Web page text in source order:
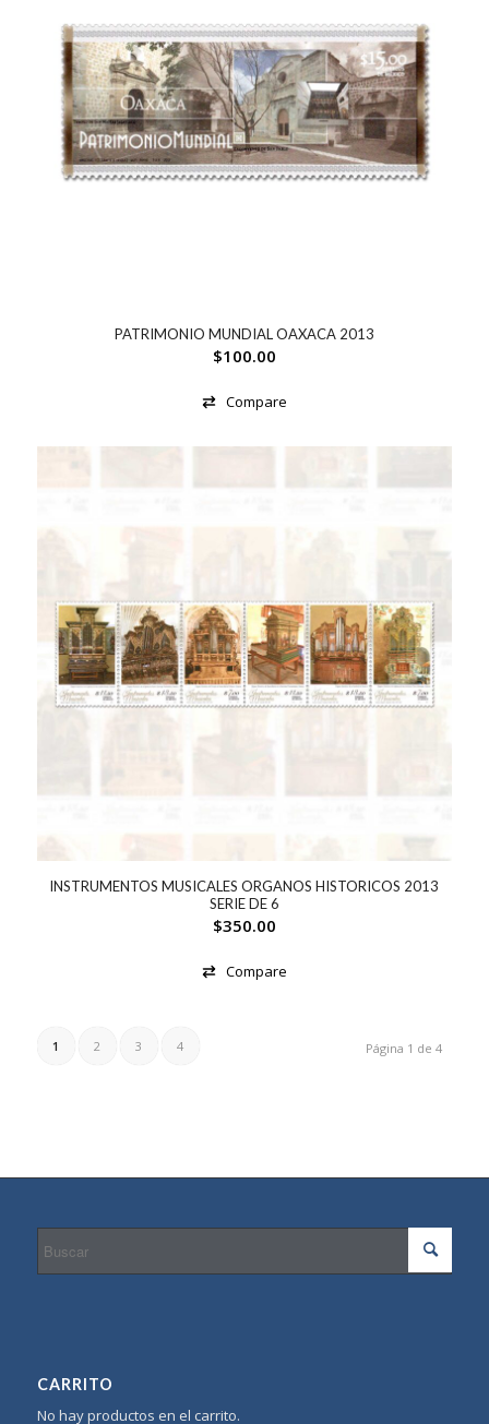
PATRIMONIO MUNDIAL OAXACA 2013
$100.00
Compare
INSTRUMENTOS MUSICALES ORGANOS HISTORICOS 2013
SERIE DE 6
$350.00
Compare
Página 1 de 4
1 2 3 4
CARRITO
No hay productos en el carrito.